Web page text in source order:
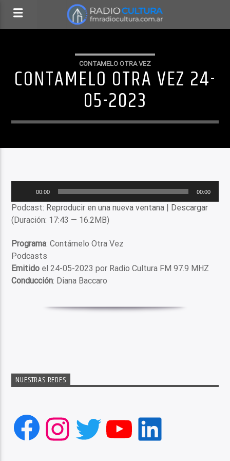
CONTAMELO OTRA VEZ
CONTAMELO OTRA VEZ 24-
05-2023
audio
00:00 00:00
Podcast: Reproducir en una nueva ventana | Descargar
(Duración: 17:43 — 16.2MB)
Programa: Contámelo Otra Vez
Podcasts
Emitido el 24-05-2023 por Radio Cultura FM 97.9 MHZ
Conducción: Diana Baccaro
NUESTRAS REDES
Facebook
Instagram
Twitter
YouTube
LinkedIn